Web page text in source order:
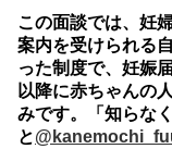
この面談では、 妊
案内を受けられる
った制度で、妊娠
以降に赤ちゃんの
みです。「知らな
と